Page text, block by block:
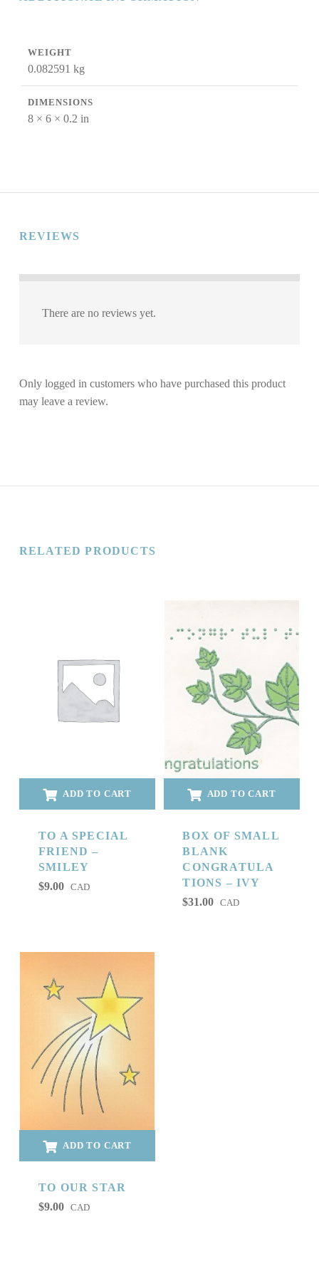
WEIGHT
0.082591 kg
DIMENSIONS
8 × 6 × 0.2 in
REVIEWS
There are no reviews yet.
Only logged in customers who have purchased this product
may leave a review.
RELATED PRODUCTS
ADD TO CART
TO A SPECIAL
FRIEND –
SMILEY
$9.00 CAD
ADD TO CART
BOX OF SMALL
BLANK
CONGRATULA
TIONS – IVY
$31.00 CAD
ADD TO CART
TO OUR STAR
$9.00 CAD